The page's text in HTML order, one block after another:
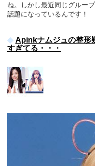
ね。しかし最近同じグルー
話題になっているんです！
Apinkナムジュの整形
すぎてる・・・